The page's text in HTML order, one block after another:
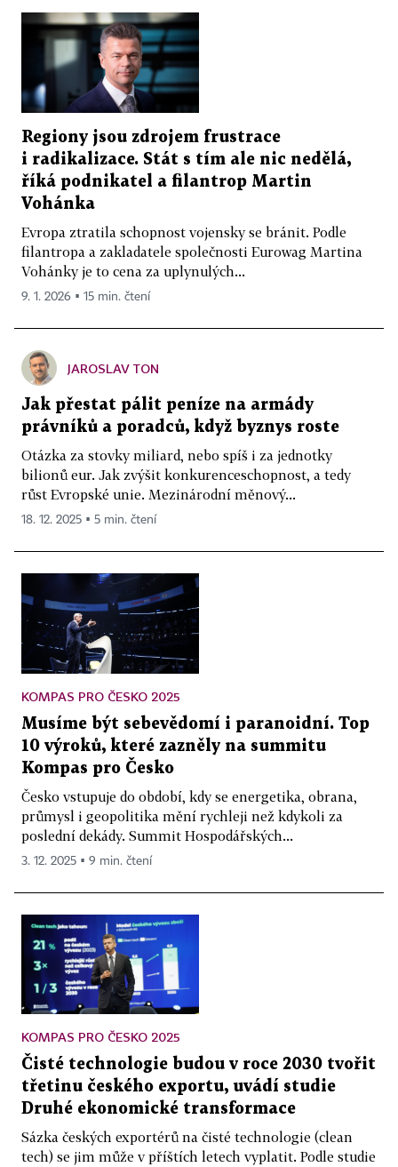
Regiony jsou zdrojem frustrace
i radikalizace. Stát s tím ale nic nedělá,
říká podnikatel a filantrop Martin
Vohánka
Evropa ztratila schopnost vojensky se bránit. Podle
filantropa a zakladatele společnosti Eurowag Martina
Vohánky je to cena za uplynulých...
9. 1. 2026 ▪ 15 min. čtení
JAROSLAV TON
Jak přestat pálit peníze na armády
právníků a poradců, když byznys roste
Otázka za stovky miliard, nebo spíš i za jednotky
bilionů eur. Jak zvýšit konkurenceschopnost, a tedy
růst Evropské unie. Mezinárodní měnový...
18. 12. 2025 ▪ 5 min. čtení
KOMPAS PRO ČESKO 2025
Musíme být sebevědomí i paranoidní. Top
10 výroků, které zazněly na summitu
Kompas pro Česko
Česko vstupuje do období, kdy se energetika, obrana,
průmysl i geopolitika mění rychleji než kdykoli za
poslední dekády. Summit Hospodářských...
3. 12. 2025 ▪ 9 min. čtení
KOMPAS PRO ČESKO 2025
Čisté technologie budou v roce 2030 tvořit
třetinu českého exportu, uvádí studie
Druhé ekonomické transformace
Sázka českých exportérů na čisté technologie (clean
tech) se jim může v příštích letech vyplatit. Podle studie